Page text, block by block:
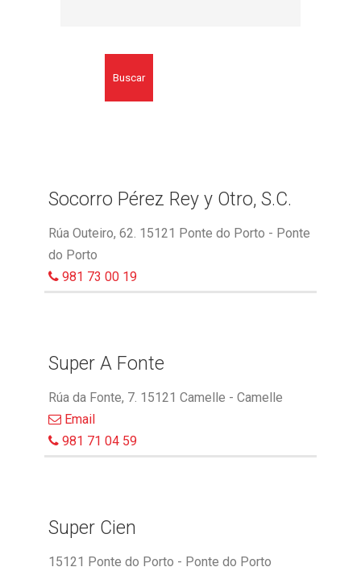
Buscar
Socorro Pérez Rey y Otro, S.C.
Rúa Outeiro, 62. 15121 Ponte do Porto - Ponte
do Porto
981 73 00 19
Super A Fonte
Rúa da Fonte, 7. 15121 Camelle - Camelle
Email
981 71 04 59
Super Cien
15121 Ponte do Porto - Ponte do Porto